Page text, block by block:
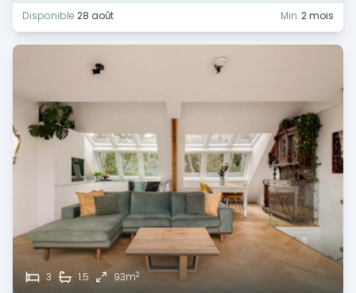
Disponible 28 août Min.2 mois
3 1.5 93m2